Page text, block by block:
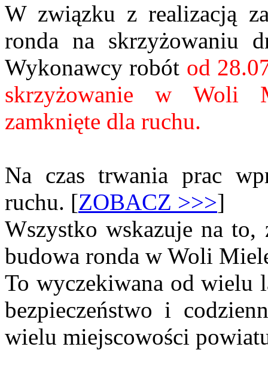
W związku z realizacją
ronda na skrzyżowaniu
Wykonawcy robót od
skrzyżowanie w Woli
zamknięte dla ruchu.
Na czas trwania prac
ruchu. [ZOBACZ >>>]
Wszystko wskazuje na to,
budowa ronda w Woli
To wyczekiwana od wielu
bezpieczeństwo i
wielu miejscowości